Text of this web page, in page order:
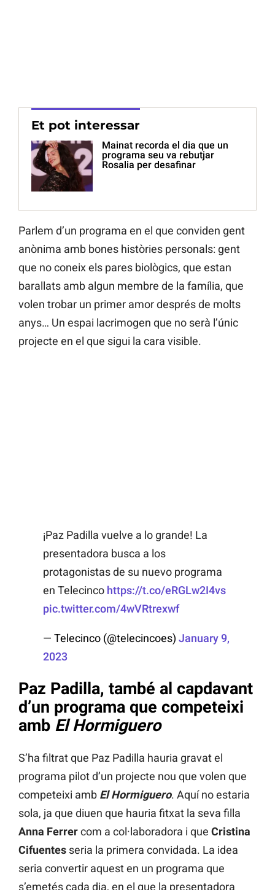
Et pot interessar
Mainat recorda el dia que un
programa seu va rebutjar
Rosalia per desafinar
Parlem d’un programa en el que conviden gent
anònima amb bones històries personals: gent
que no coneix els pares biològics, que estan
barallats amb algun membre de la família, que
volen trobar un primer amor després de molts
anys… Un espai lacrimogen que no serà l’únic
projecte en el que sigui la cara visible.
¡Paz Padilla vuelve a lo grande! La
presentadora busca a los
protagonistas de su nuevo programa
en Telecinco https://t.co/eRGLw2I4vs
pic.twitter.com/4wVRtrexwf
— Telecinco (@telecincoes) January 9,
2023
Paz Padilla, també al capdavant
d’un programa que competeixi
amb El Hormiguero
S’ha filtrat que Paz Padilla hauria gravat el
programa pilot d’un projecte nou que volen que
competeixi amb El Hormiguero. Aquí no estaria
sola, ja que diuen que hauria fitxat la seva filla
Anna Ferrercom a col·laboradora i que Cristina
Cifuentes seria la primera convidada. La idea
seria convertir aquest en un programa que
s’emetés cada dia, en el que la presentadora